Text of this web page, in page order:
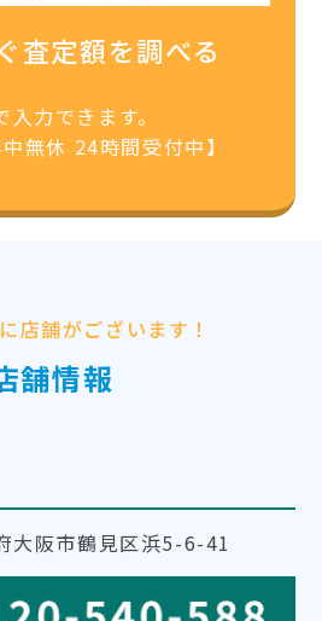
査定額を調べる
入力できます。
無休 24時間受付中】
店舗がございます！
舗情報
阪市鶴見区浜5-6-41